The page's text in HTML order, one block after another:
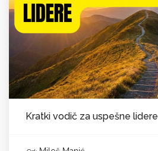
Kratki vodič za uspešne lidere